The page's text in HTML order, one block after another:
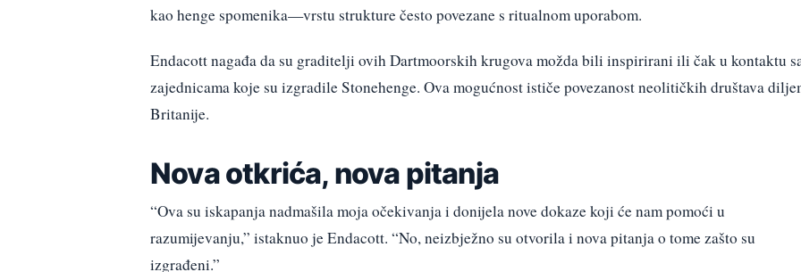
kao henge spomenika—vrstu strukture često povezane s ritualnom uporabom.
Endacott nagađa da su graditelji ovih Dartmoorskih krugova možda bili inspirirani ili čak u kontaktu
zajednicama koje su izgradile Stonehenge. Ova mogućnost ističe povezanost neolitičkih društava
Britanije.
Nova otkrića, nova pitanja
“Ova su iskapanja nadmašila moja očekivanja i donijela nove dokaze koji će nam pomoći u
razumijevanju,” istaknuo je Endacott. “No, neizbježno su otvorila i nova pitanja o tome zašto su
izgrađeni.”